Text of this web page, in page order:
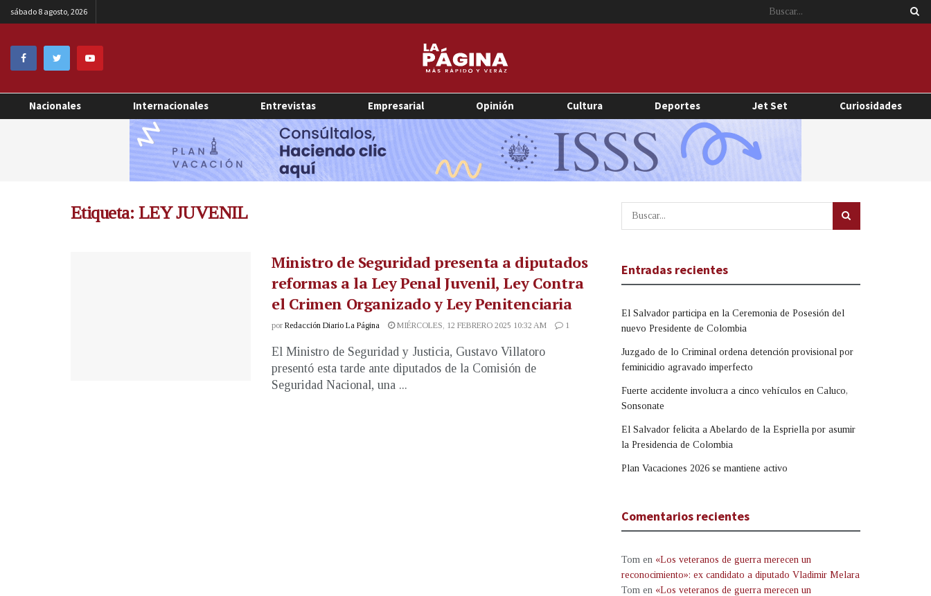
sábado 8 agosto, 2026
Nacionales Internacionales Entrevistas Empresarial Opinión Cultura Deportes Jet Set Curiosidades
Etiqueta: LEY JUVENIL
Ministro de Seguridad presenta a diputados
reformas a la Ley Penal Juvenil, Ley Contra
el Crimen Organizado y Ley Penitenciaria
por Redacción Diario La Página MIÉRCOLES, 12 FEBRERO 2025 10:32 AM 1
El Ministro de Seguridad y Justicia, Gustavo Villatoro
presentó esta tarde ante diputados de la Comisión de
Seguridad Nacional, una ...
Entradas recientes
El Salvador participa en la Ceremonia de Posesión del
nuevo Presidente de Colombia
Juzgado de lo Criminal ordena detención provisional por
feminicidio agravado imperfecto
Fuerte accidente involucra a cinco vehículos en Caluco,
Sonsonate
El Salvador felicita a Abelardo de la Espriella por asumir
la Presidencia de Colombia
Plan Vacaciones 2026 se mantiene activo
Comentarios recientes
Tom en «Los veteranos de guerra merecen un
reconocimiento»: ex candidato a diputado Vladimir Melara
Tom en «Los veteranos de guerra merecen un